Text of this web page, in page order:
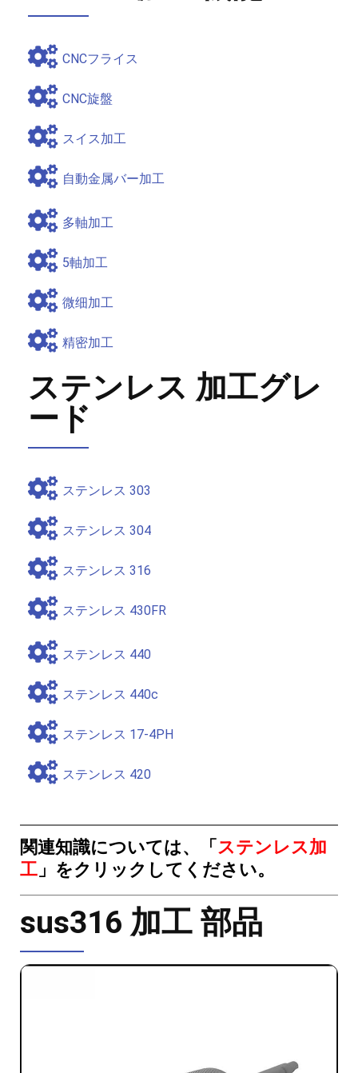
CNCフライス
CNC旋盤
スイス加工
自動金属バー加工
多軸加工
5軸加工
微细加工
精密加工
ステンレス 加工グレ
ード
ステンレス 303
ステンレス 304
ステンレス 316
ステンレス 430FR
ステンレス 440
ステンレス 440c
ステンレス 17-4PH
ステンレス 420
関連知識については、「 ステンレス加
工 」をクリックしてください。
sus316 加工 部品